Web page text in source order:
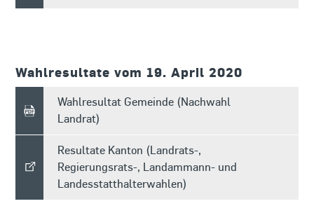
Wahlresultate vom 19. April 2020
Wahlresultat Gemeinde (Nachwahl
Landrat)
Resultate Kanton (Landrats-,
Regierungsrats-, Landammann- und
Landesstatthalterwahlen)